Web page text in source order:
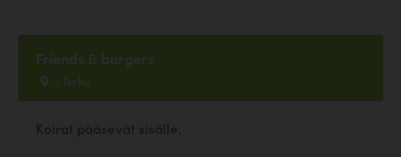
Friends & burgers
, Turku
Koirat pääsevät sisälle.